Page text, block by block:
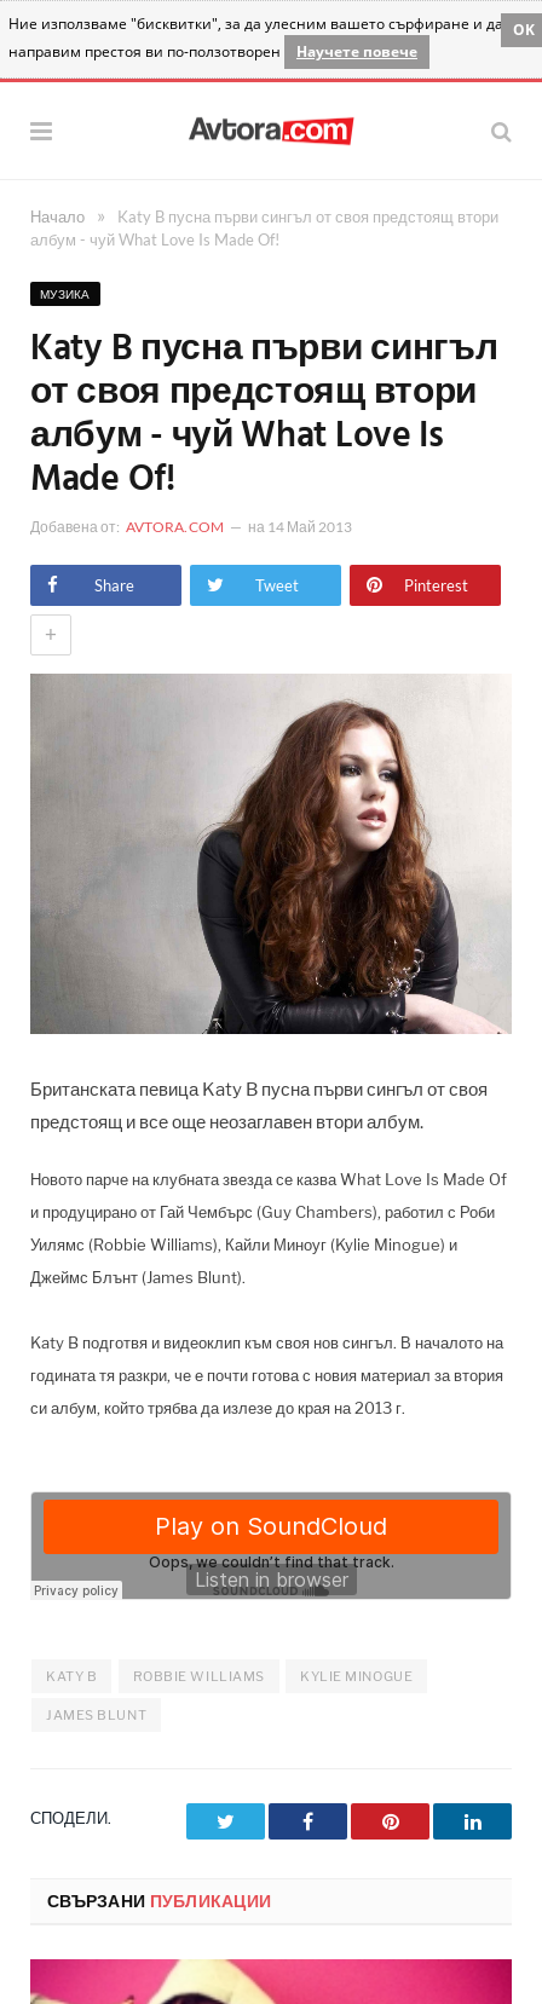
Ние използваме "бисквитки", за да улесним вашето сърфиране и да
направим престоя ви по-ползотворен
Научете повече
OK
Начало »
Katy B пусна първи сингъл от своя предстоящ втори
албум - чуй What Love Is Made Of!
МУЗИКА
Katy B пусна първи сингъл
от своя предстоящ втори
албум - чуй What Love Is
Made Of!
Добавена от: AVTORA.COM на 14 Май 2013
Share Tweet Pinterest
+
Британската певица Katy B пусна първи сингъл от своя
предстоящ и все още неозаглавен втори албум.
Новото парче на клубната звезда се казва What Love Is Made Of
и продуцирано от Гай Чембърс (Guy Chambers), работил с Роби
Уилямс (Robbie Williams), Кайли Миноуг (Kylie Minogue) и
Джеймс Блънт (James Blunt).
Katy B подготвя и видеоклип към своя нов сингъл. В началото на
годината тя разкри, че е почти готова с новия материал за втория
си албум, който трябва да излезе до края на 2013 г.
KATY B ROBBIE WILLIAMS KYLIE MINOGUE
JAMES BLUNT
СПОДЕЛИ. Facebook Pinterest
СВЪРЗАНИ ПУБЛИКАЦИИ